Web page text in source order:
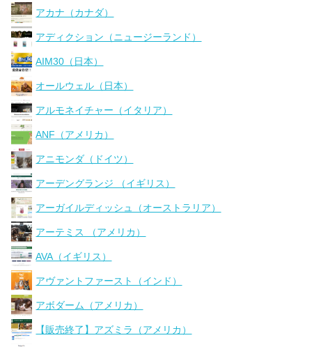
アカナ（カナダ）
アディクション（ニュージーランド）
AIM30（日本）
オールウェル（日本）
アルモネイチャー（イタリア）
ANF（アメリカ）
アニモンダ（ドイツ）
アーデングランジ （イギリス）
アーガイルディッシュ（オーストラリア）
アーテミス （アメリカ）
AVA（イギリス）
アヴァントファースト（インド）
アボダーム（アメリカ）
【販売終了】アズミラ（アメリカ）